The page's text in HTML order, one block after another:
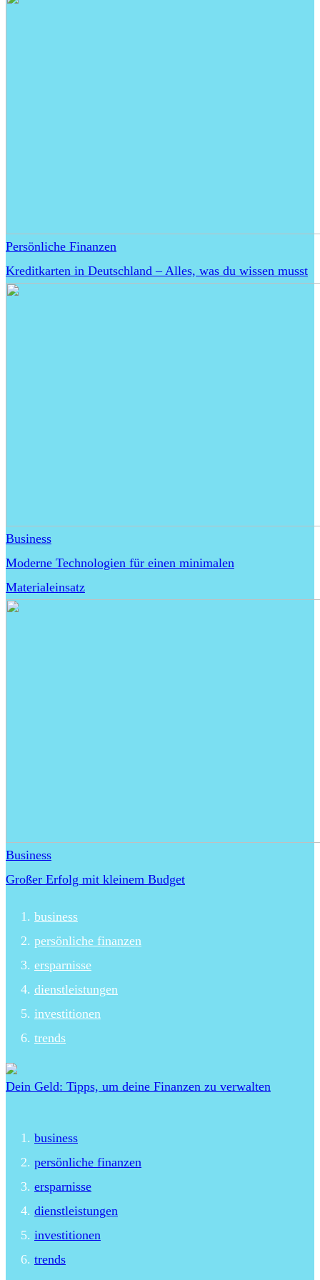
Persönliche Finanzen
Kreditkarten in Deutschland – Alles, was du wissen musst
Business
Moderne Technologien für einen minimalen
Materialeinsatz
Business
Großer Erfolg mit kleinem Budget
business
persönliche finanzen
ersparnisse
dienstleistungen
investitionen
trends
Dein Geld: Tipps, um deine Finanzen zu verwalten
business
persönliche finanzen
ersparnisse
dienstleistungen
investitionen
trends